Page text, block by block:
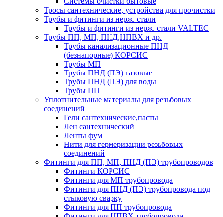
Тросы сантехнические, устройства для прочистки
Трубы и фитинги из нерж. стали
Трубы и фитинги из нерж. стали VALTEC
Трубы ПП, МП, ПНД,НПВХ и др.
Трубы канализационные ПНД
(безнапорные) КОРСИС
Трубы МП
Трубы ПНД (ПЭ) газовые
Трубы ПНД (ПЭ) для воды
Трубы ПП
Уплотнительные материалы для резьбовых
соединений
Гели сантехнические,пасты
Лен сантехнический
Ленты фум
Нити для гермеризации резьбовых
соединений
Фитинги для ПП, МП, ПНД (ПЭ) трубопроводов
Фитинги КОРСИС
Фитинги для МП трубопровода
Фитинги для ПНД (ПЭ) трубопровода под
стыковую сварку
Фитинги для ПП трубопровода